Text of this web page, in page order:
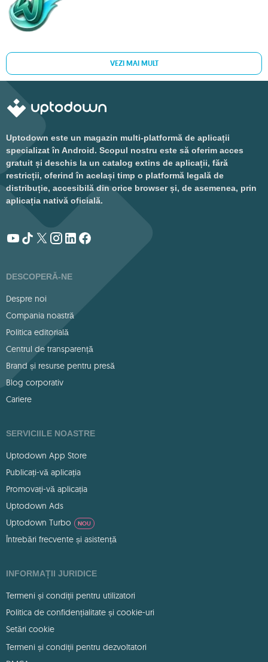
VEZI MAI MULT
Uptodown este un magazin multi-platformă de aplicații
specializat în Android. Scopul nostru este să oferim acces
gratuit și deschis la un catalog extins de aplicații, fără
restricții, oferind în același timp o platformă legală de
distribuție, accesibilă din orice browser și, de asemenea, prin
aplicația nativă oficială.
DESCOPERĂ-NE
Despre noi
Compania noastră
Politica editorială
Centrul de transparență
Brand și resurse pentru presă
Blog corporativ
Cariere
SERVICIILE NOASTRE
Uptodown App Store
Publicați-vă aplicația
Promovați-vă aplicația
Uptodown Ads
Uptodown Turbo
NOU
Întrebări frecvente și asistență
INFORMAȚII JURIDICE
Termeni și condiții pentru utilizatori
Politica de confidențialitate și cookie-uri
Setări cookie
Termeni și condiții pentru dezvoltatori